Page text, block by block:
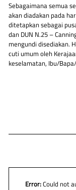
Sebagaimana semua
akan diadakan pada
ditetapkan sebagai
dan DUN N.25 –
mengundi disediakan.
cuti umum oleh
keselamatan, Ibu/
Error:Could not